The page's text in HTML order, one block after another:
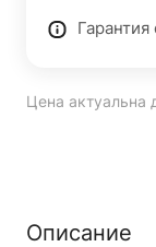
Цена актуальна
Описание